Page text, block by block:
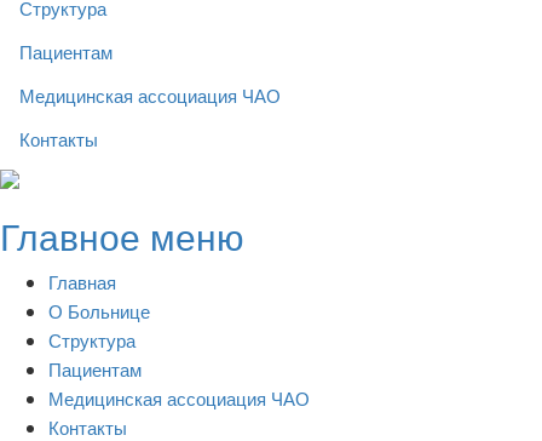
Структура
Пациентам
Медицинская ассоциация ЧАО
Контакты
Skip
content
Главное меню
Главная
О Больнице
Структура
Пациентам
Медицинская ассоциация ЧАО
Контакты